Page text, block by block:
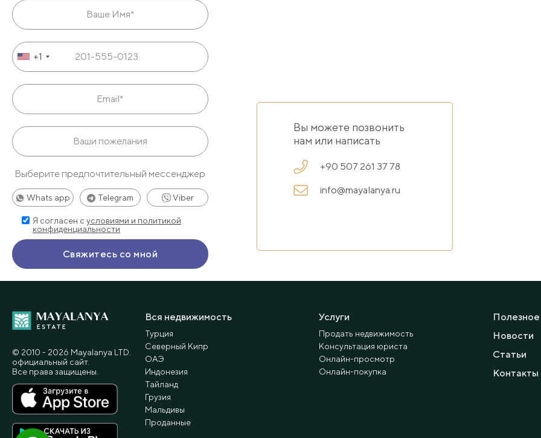
+1
Выберите предпочтительный мессенджер
Whats app Telegram Viber
Я согласен с условиями и политикой
конфиденциальности
Вы можете позвонить
нам или написать
+90 507 261 37 78
info@mayalanya.ru
Вся недвижимость
Турция
Северный Кипр
ОАЭ
Индонезия
Тайланд
Грузия
Мальдивы
Проданные
Услуги
Продать недвижимость
Консультация юриста
Онлайн-просмотр
Онлайн-покупка
Полезное
Новости
Статьи
Контакты
© 2010 - 2026 Мayalanya LTD.
официальный сайт.
Все права защищены.